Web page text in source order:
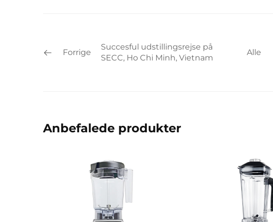
Forrige
Succesful udstillingsrejse på
SECC, Ho Chi Minh, Vietnam
Alle
Anbefalede produkter